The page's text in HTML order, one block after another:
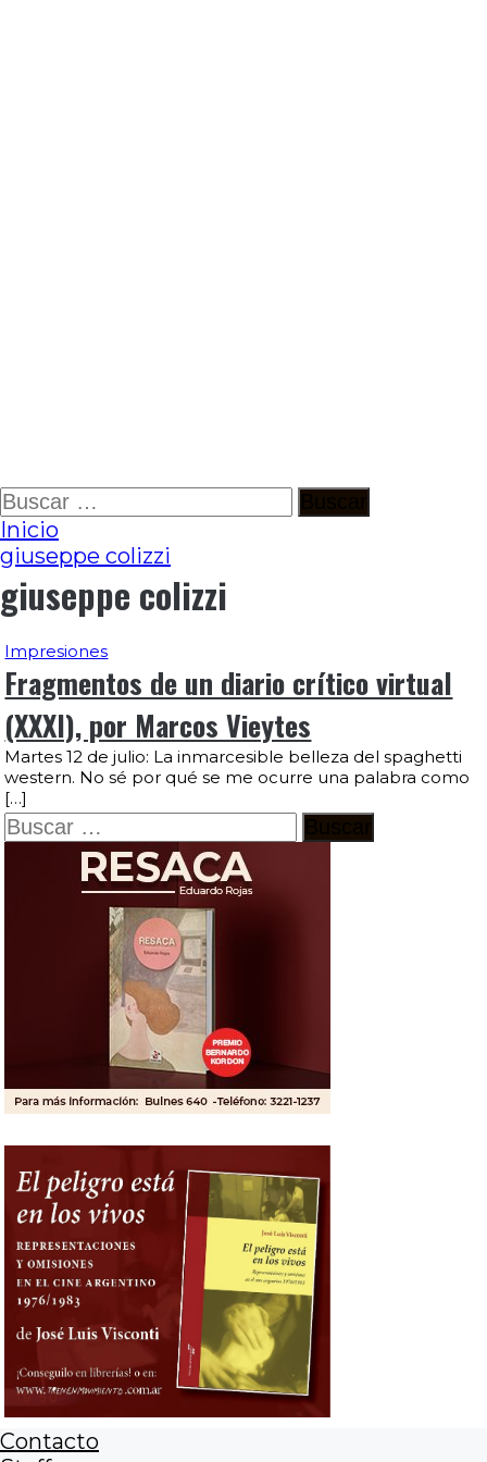
Ir
al
contenido
Buscar:
Inicio
giuseppe colizzi
giuseppe colizzi
Impresiones
Fragmentos de un diario crítico virtual
(XXXI), por Marcos Vieytes
Martes 12 de julio: La inmarcesible belleza del spaghetti
western. No sé por qué se me ocurre una palabra como
[…]
Buscar:
Contacto